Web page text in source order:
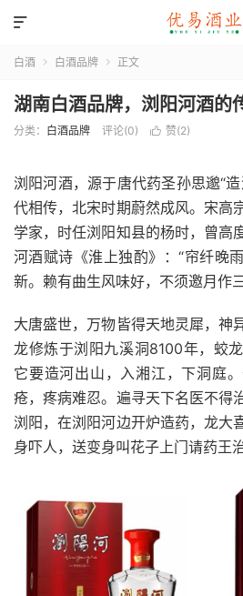

白酒  白酒品牌  正文
湖南白酒品牌，浏阳河酒的
分类： 白酒品牌 评论(0)  赞(2)
浏阳河酒，源于唐代药圣孙思邈“
代相传，北宋时期蔚然成风。宋高
学家，时任浏阳知县的杨时，曾高
河酒赋诗《淮上独酌》：“帘纤晚
新。赖有曲生风味好，不须邀月作三
大唐盛世，万物皆得天地灵犀，神
龙修炼于浏阳九溪洞8100年，蛟
它要造河出山，入湘江，下洞庭
疮，疼病难忍。遍寻天下名医不得
浏阳，在浏阳河边开炉造药，龙大
身吓人，送变身叫花子上门请药王治